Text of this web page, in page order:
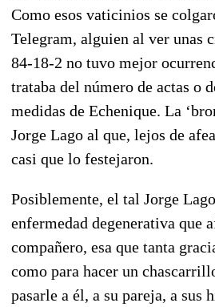
Como esos vaticinios se
Telegram, alguien al ver unas
84-18-2 no tuvo mejor
trataba del número de actas o
medidas de Echenique. La
Jorge Lago al que, lejos de
casi que lo festejaron.
Posiblemente, el tal Jorge
enfermedad degenerativa que
compañero, esa que tanta
como para hacer un
pasarle a él, a su pareja, a sus